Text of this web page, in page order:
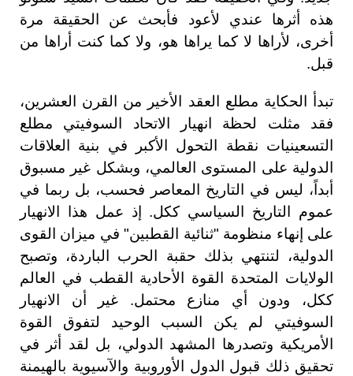
هذه أثرها عندي لأعود فأبحث عن الحقيقة مرة
أخرى، لأراها لا كما يراها هو، ولا كما كنت أراها من
قبل.
تبدأ الحكاية مطلع العقد الأخير من القرن العشرين،
فقد مثلت لحظة انهيار الاتحاد السوفيتي مطلع
التسعينيات نقطة التحول الأكبر في بنية العلاقات
الدولية على المستوى العالمي، وبشكل غير مسبوق
أبداً، ليس في التاريخ المعاصر فحسب، بل ربما في
عموم التاريخ السياسي ككل. إذ عمل هذا الانهيار
على إنهاء منظومة "ثنائية القطبين" في ميزان القوى
الدولية، لتنتهي بذلك حقبة الحرب الباردة، وتصبح
الولايات المتحدة القوة الأحادية القطب في العالم
ككل، ودون أي منازع محتمل. غير أن الانهيار
السوفيتي لم يكن السبب الوحيد لتفوق القوة
الأمريكية وتصدرها المشهد الدولي، بل لقد أثر في
تحقيق ذلك قبول الدول الأوروبية والآسيوية بالهيمنة